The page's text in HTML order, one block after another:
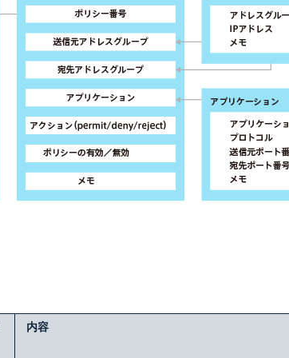
内容